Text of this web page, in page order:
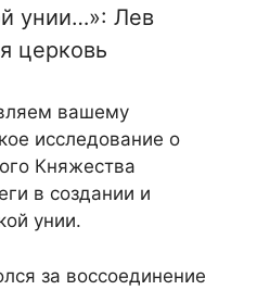
унии…»: Лев
церковь
вашему
исследование о
Княжества
в создании и
унии.
за воссоединение